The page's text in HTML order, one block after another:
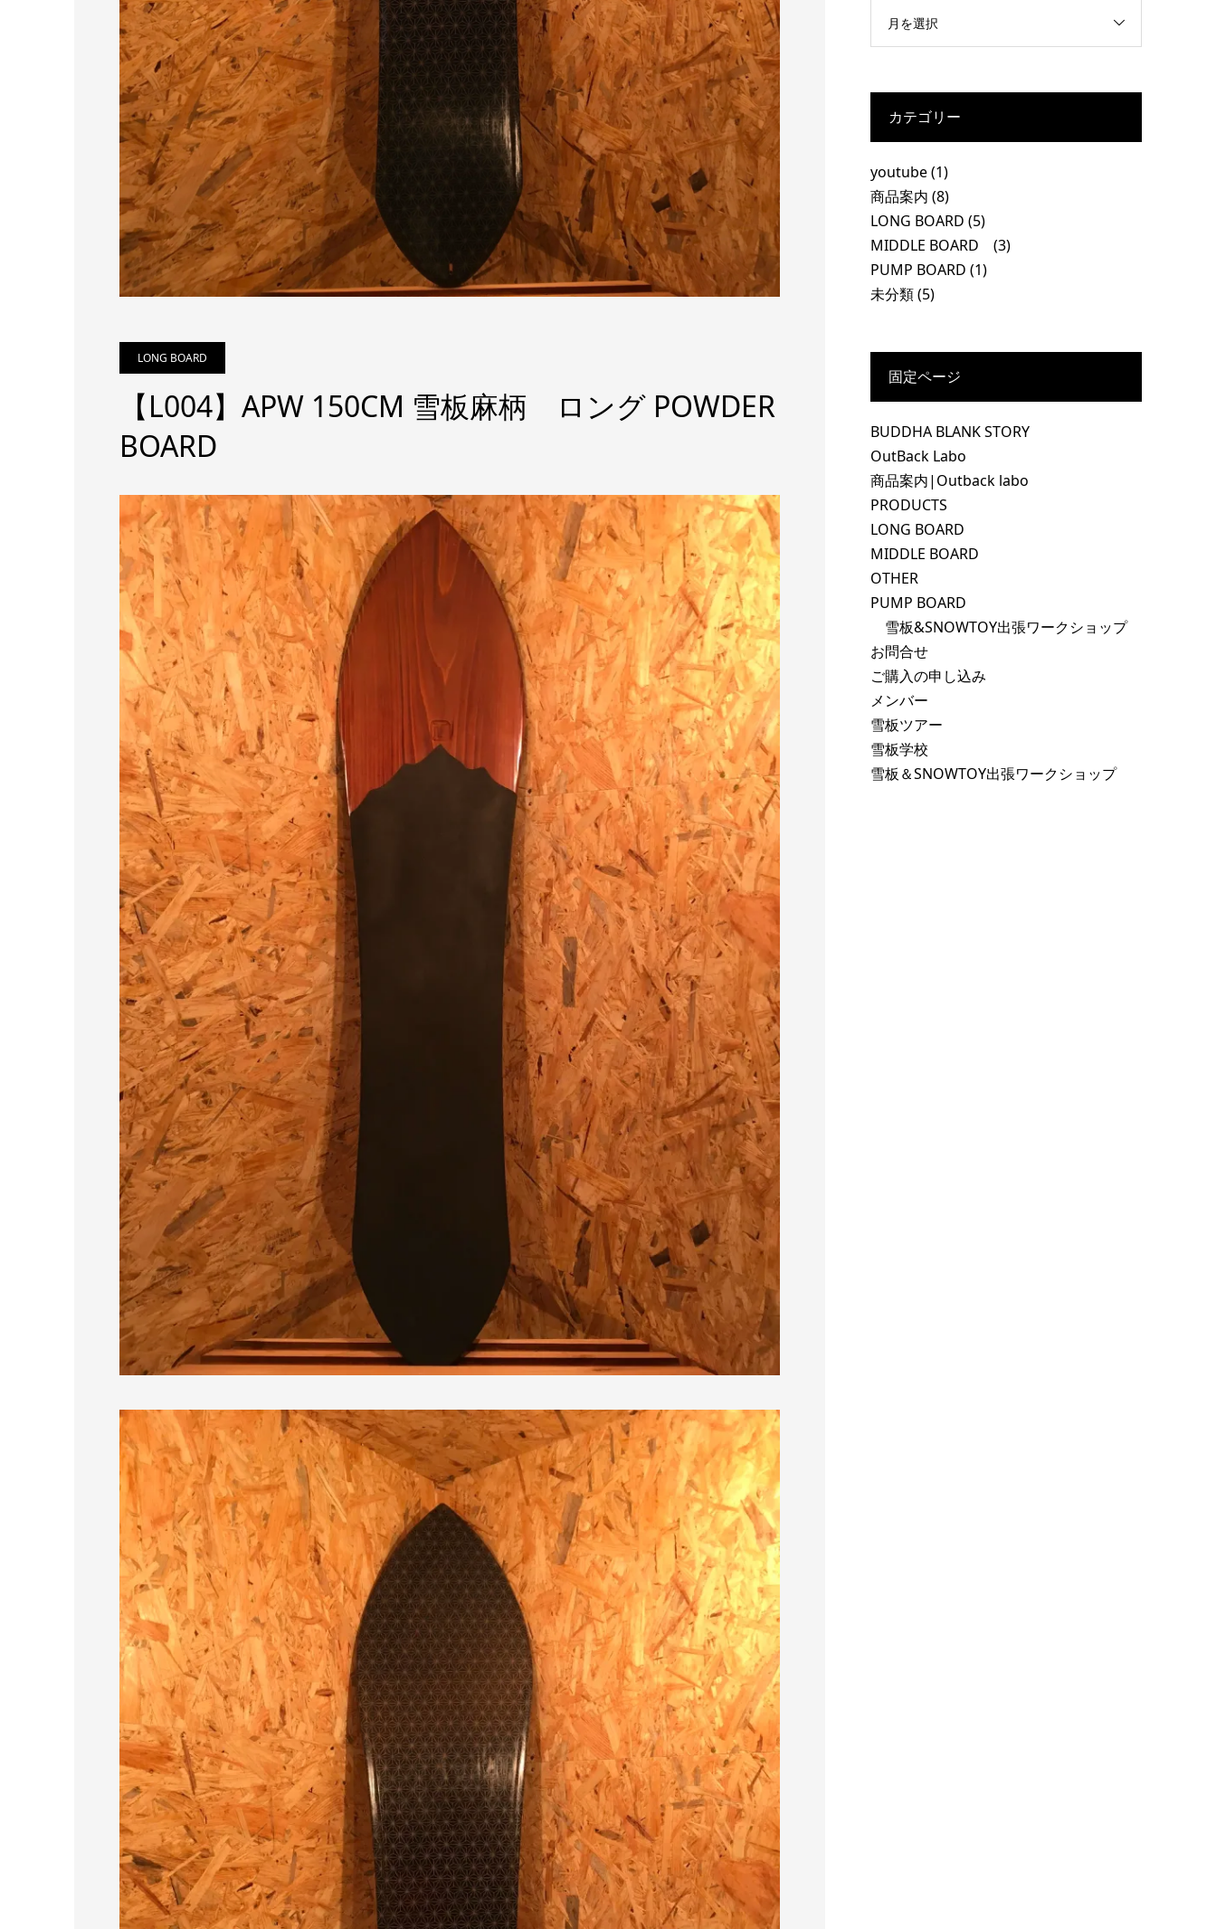
LONG BOARD
【L004】APW 150CM 雪板麻柄 ロング POWDER
BOARD
月を選択
カテゴリー
youtube(1)
商品案内 (8)
LONG BOARD (5)
MIDDLE BOARD
(3)
PUMP BOARD (1)
未分類(5)
固定ページ
BUDDHA BLANK STORY
OutBack Labo
商品案内|Outback labo
PRODUCTS
LONG BOARD
MIDDLE BOARD
OTHER
PUMP BOARD
雪板&SNOWTOY出張ワークショップ
お問合せ
ご購入の申し込み
メンバー
雪板ツアー
雪板学校
雪板＆SNOWTOY出張ワークショップ